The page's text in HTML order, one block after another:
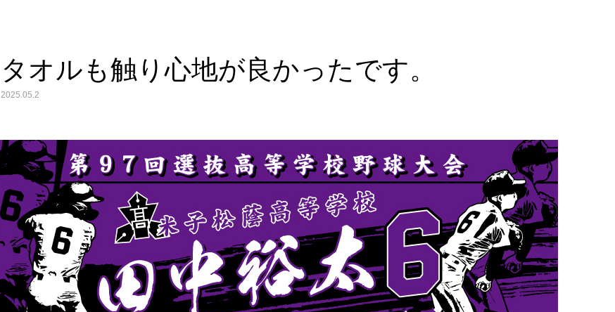
タオルも触り心地が良かったです。
2025.05.2